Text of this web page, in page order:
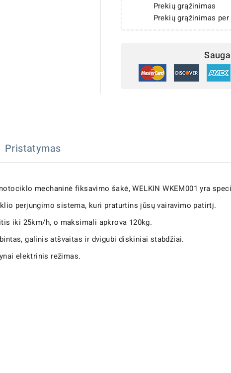
Prekių grąžinimas
Prekių grąžinimas
Pristatymas
mechaninė fiksavimo šakė, WELKIN WKEM001 yra
perjungimo sistema, kuri praturtins jūsų vairavimo patirtį.
iki 25km/h, o maksimali apkrova 120kg.
galinis atšvaitas ir dvigubi diskiniai stabdžiai.
elektrinis režimas.